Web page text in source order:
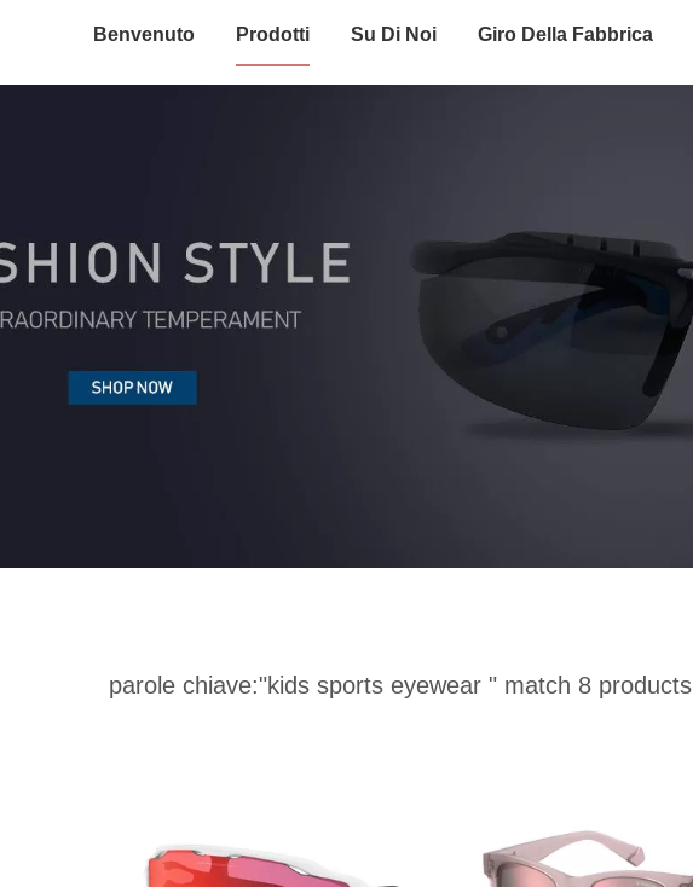
Benvenuto Prodotti Su Di Noi Giro Della Fabbrica
parole chiave:"kids sports eyewear " match 8 products